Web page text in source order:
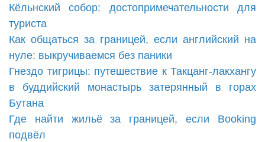
Кёльнский собор: достопримечательности для
туриста
Как общаться за границей, если английский на
нуле: выкручиваемся без паники
Гнездо тигрицы: путешествие к Такцанг-лакхангу
в буддийский монастырь затерянный в горах
Бутана
Где найти жильё за границей, если Booking
подвёл